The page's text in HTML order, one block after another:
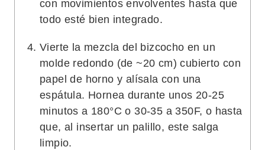
con movimientos envolventes hasta que
todo esté bien integrado.
Vierte la mezcla del bizcocho en un
molde redondo (de ~20 cm) cubierto con
papel de horno y alísala con una
espátula. Hornea durante unos 20-25
minutos a 180°C o 30-35 a 350F, o hasta
que, al insertar un palillo, este salga
limpio.